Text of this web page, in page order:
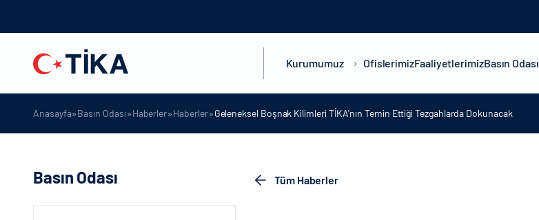
Kurumumuz OfislerimizFaaliyetlerimizBasın Odası
Anasayfa»Basın Odası»Haberler»Haberler»Geleneksel Boşnak Kilimleri TİKA'nın Temin Ettiği Tezgahlarda Dokunacak
Basın Odası Tüm Haberler